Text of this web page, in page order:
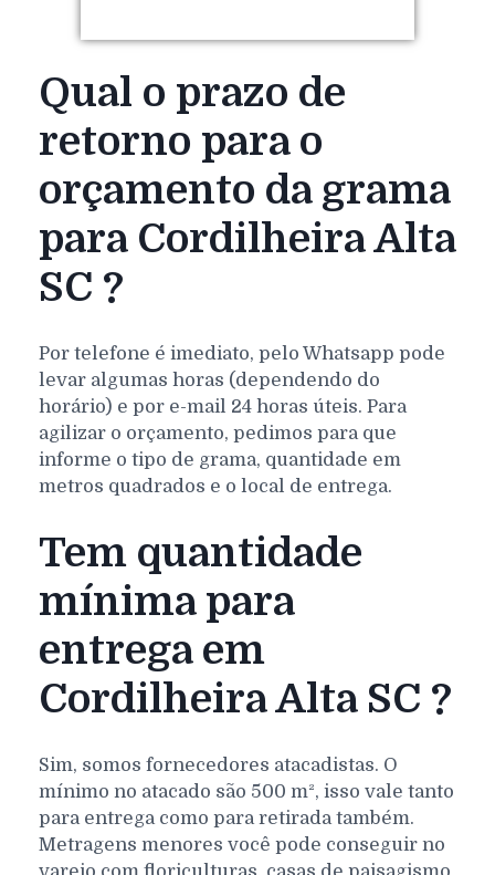
Qual o prazo de
retorno para o
orçamento da grama
para Cordilheira Alta
SC ?
Por telefone é imediato, pelo Whatsapp pode
levar algumas horas (dependendo do
horário) e por e-mail 24 horas úteis. Para
agilizar o orçamento, pedimos para que
informe o tipo de grama, quantidade em
metros quadrados e o local de entrega.
Tem quantidade
mínima para
entrega em
Cordilheira Alta SC ?
Sim, somos fornecedores atacadistas. O
mínimo no atacado são 500 m², isso vale tanto
para entrega como para retirada também.
Metragens menores você pode conseguir no